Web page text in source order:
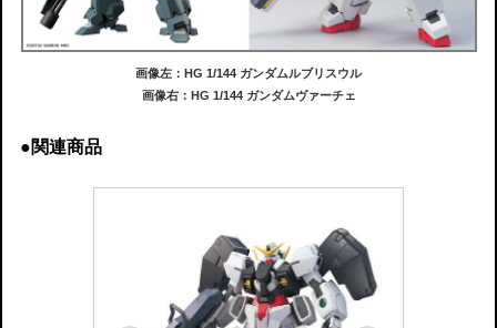
画像左：HG 1/144 ガンダムルブリスウル
画像右：HG 1/144 ガンダムヴァーチェ
●関連商品